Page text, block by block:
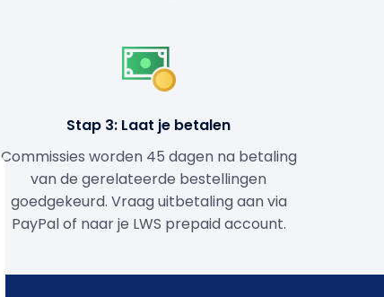
Stap 3: Laat je betalen
Commissies worden 45 dagen na betaling
van de gerelateerde bestellingen
goedgekeurd. Vraag uitbetaling aan via
PayPal of naar je LWS prepaid account.